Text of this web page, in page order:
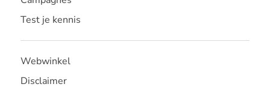
Test je kennis
Webwinkel
Disclaimer